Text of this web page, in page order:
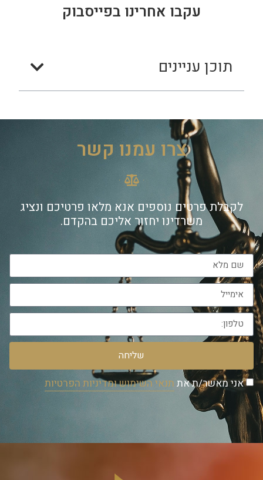
עקבו אחרינו בפייסבוק
תוכן עניינים
צרו עמנו קשר
לקבלת פרטים נוספים אנא מלאו פרטיכם ונציג
משרדינו יחזור אליכם בהקדם.
אני מאשר/ת את תנאי השימוש ומדיניות הפרטיות
שליחה